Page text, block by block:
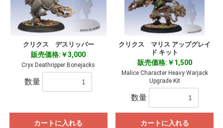
クリクス デスリッパー
販売価格:￥3,000
Cryx Deathripper Bonejacks
数量
カートに入れる
クリクス マリス アップグレイ
ド キット
販売価格:￥1,500
Malice Character Heavy Warjack
Upgrade Kit
数量
カートに入れる